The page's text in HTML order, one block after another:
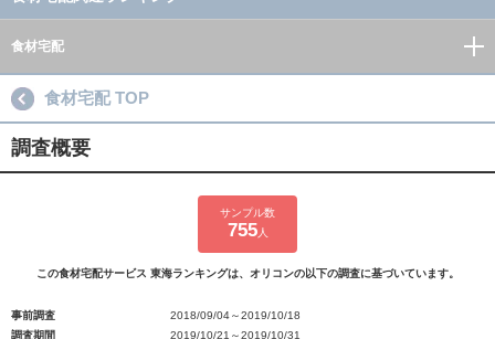
食材宅配
食材宅配 TOP
調査概要
サンプル数
755人
この食材宅配サービス 東海ランキングは、オリコンの以下の調査に基づいています。
事前調査
2018/09/04～2019/10/18
調査期間
2019/10/21～2019/10/31